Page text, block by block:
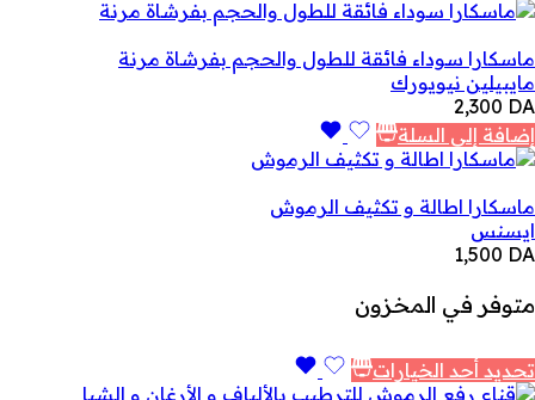
ماسكارا سوداء فائقة للطول والحجم بفرشاة مرنة
مايبيلين نيويورك
2,300 DA
إضافة إلى السلة
ماسكارا اطالة و تكثيف الرموش
ايسنس
1,500 DA
متوفر في المخزون
تحديد أحد الخيارات